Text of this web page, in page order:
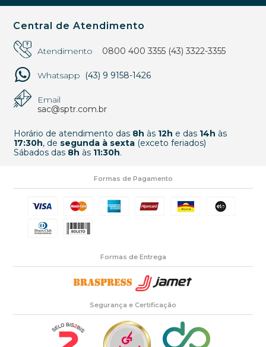
Central de Atendimento
Atendimento 0800 400 3355 (43) 3322-3355
Whatsapp (43) 9 9158-1426
Email
sac@sptr.com.br
Horário de atendimento das 8h às 12h e das 14h às
17:30h, de segunda à sexta(exceto feriados)
Sábados das 8h às 11:30h.
Formas de Pagamento
Formas de Entrega
Segurança e Certificação